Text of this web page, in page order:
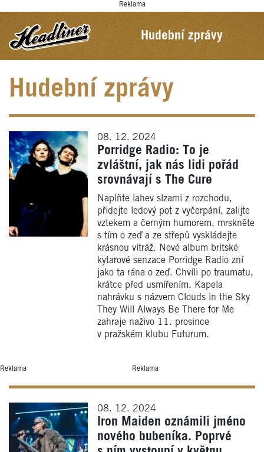
Reklama
Hudební zprávy
Hudební zprávy
08. 12. 2024
Porridge Radio: To je
zvláštní, jak nás lidi pořád
srovnávají s The Cure
Naplňte lahev slzami z rozchodu,
přidejte ledový pot z vyčerpání, zalijte
vztekem a černým humorem, mrskněte
s tím o zeď a ze střepů vyskládejte
krásnou vitráž. Nové album britské
kytarové senzace Porridge Radio zní
jako ta rána o zeď. Chvíli po traumatu,
krátce před usmířením. Kapela
nahrávku s názvem Clouds in the Sky
They Will Always Be There for Me
zahraje naživo 11. prosince
v pražském klubu Futurum.
Reklama Reklama
08. 12. 2024
Iron Maiden oznámili jméno
nového bubeníka. Poprvé